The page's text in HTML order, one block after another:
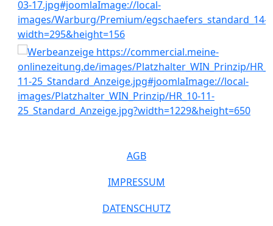
AGB
IMPRESSUM
DATENSCHUTZ